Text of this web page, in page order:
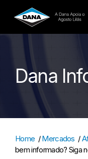
Dana
Home /Mercados /
bem informado? Siga